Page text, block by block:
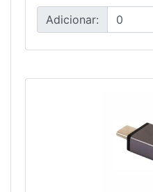
Adicionar: